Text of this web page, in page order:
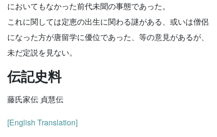
においてもなかった前代未聞の事態であった。
これに関しては定恵の出生に関わる謎がある、或いは僧侶
になった方が唐留学に優位であった、等の意見があるが、
未だ定説を見ない。
伝記史料
藤氏家伝 貞慧伝
[English Translation]